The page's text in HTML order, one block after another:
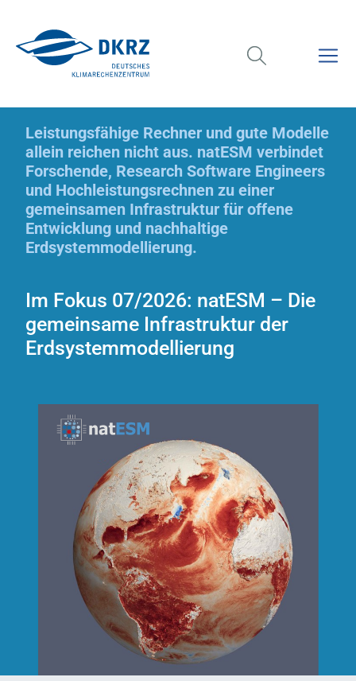
Leistungsfähige Rechner und gute Modelle
allein reichen nicht aus. natESM verbindet
Forschende, Research Software Engineers
und Hochleistungsrechnen zu einer
gemeinsamen Infrastruktur für offene
Entwicklung und nachhaltige
Erdsystemmodellierung.
Im Fokus 07/2026: natESM – Die
gemeinsame Infrastruktur der
Erdsystemmodellierung